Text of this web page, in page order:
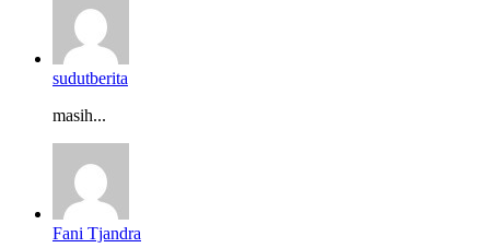
sudutberita
masih...
Fani Tjandra